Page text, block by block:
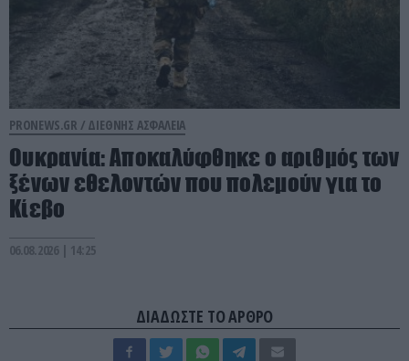
PRONEWS.GR / ΔΙΕΘΝΗΣ ΑΣΦΑΛΕΙΑ
Ουκρανία: Αποκαλύφθηκε ο αριθμός των
ξένων εθελοντών που πολεμούν για το
Κίεβο
06.08.2026 | 14:25
ΔΙΑΔΩΣΤΕ ΤΟ ΑΡΘΡΟ